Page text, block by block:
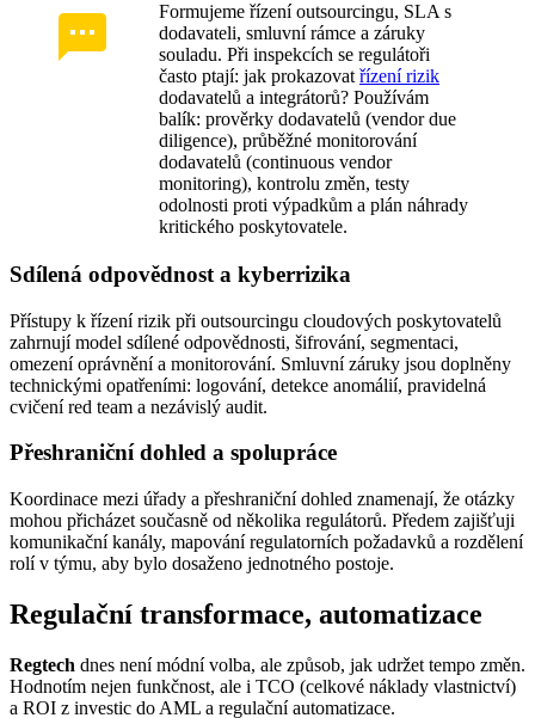
Formujeme řízení outsourcingu, SLA s
dodavateli, smluvní rámce a záruky
souladu. Při inspekcích se regulátoři
často ptají: jak prokazovat řízení rizik
dodavatelů a integrátorů? Používám
balík: prověrky dodavatelů (vendor due
diligence), průběžné monitorování
dodavatelů (continuous vendor
monitoring), kontrolu změn, testy
odolnosti proti výpadkům a plán náhrady
kritického poskytovatele.
Sdílená odpovědnost a kyberrizika
Přístupy k řízení rizik při outsourcingu cloudových poskytovatelů
zahrnují model sdílené odpovědnosti, šifrování, segmentaci,
omezení oprávnění a monitorování. Smluvní záruky jsou doplněny
technickými opatřeními: logování, detekce anomálií, pravidelná
cvičení red team a nezávislý audit.
Přeshraniční dohled a spolupráce
Koordinace mezi úřady a přeshraniční dohled znamenají, že otázky
mohou přicházet současně od několika regulátorů. Předem zajišťuji
komunikační kanály, mapování regulatorních požadavků a rozdělení
rolí v týmu, aby bylo dosaženo jednotného postoje.
Regulační transformace, automatizace
Regtech dnes není módní volba, ale způsob, jak udržet tempo změn.
Hodnotím nejen funkčnost, ale i TCO (celkové náklady vlastnictví)
a ROI z investic do AML a regulační automatizace.